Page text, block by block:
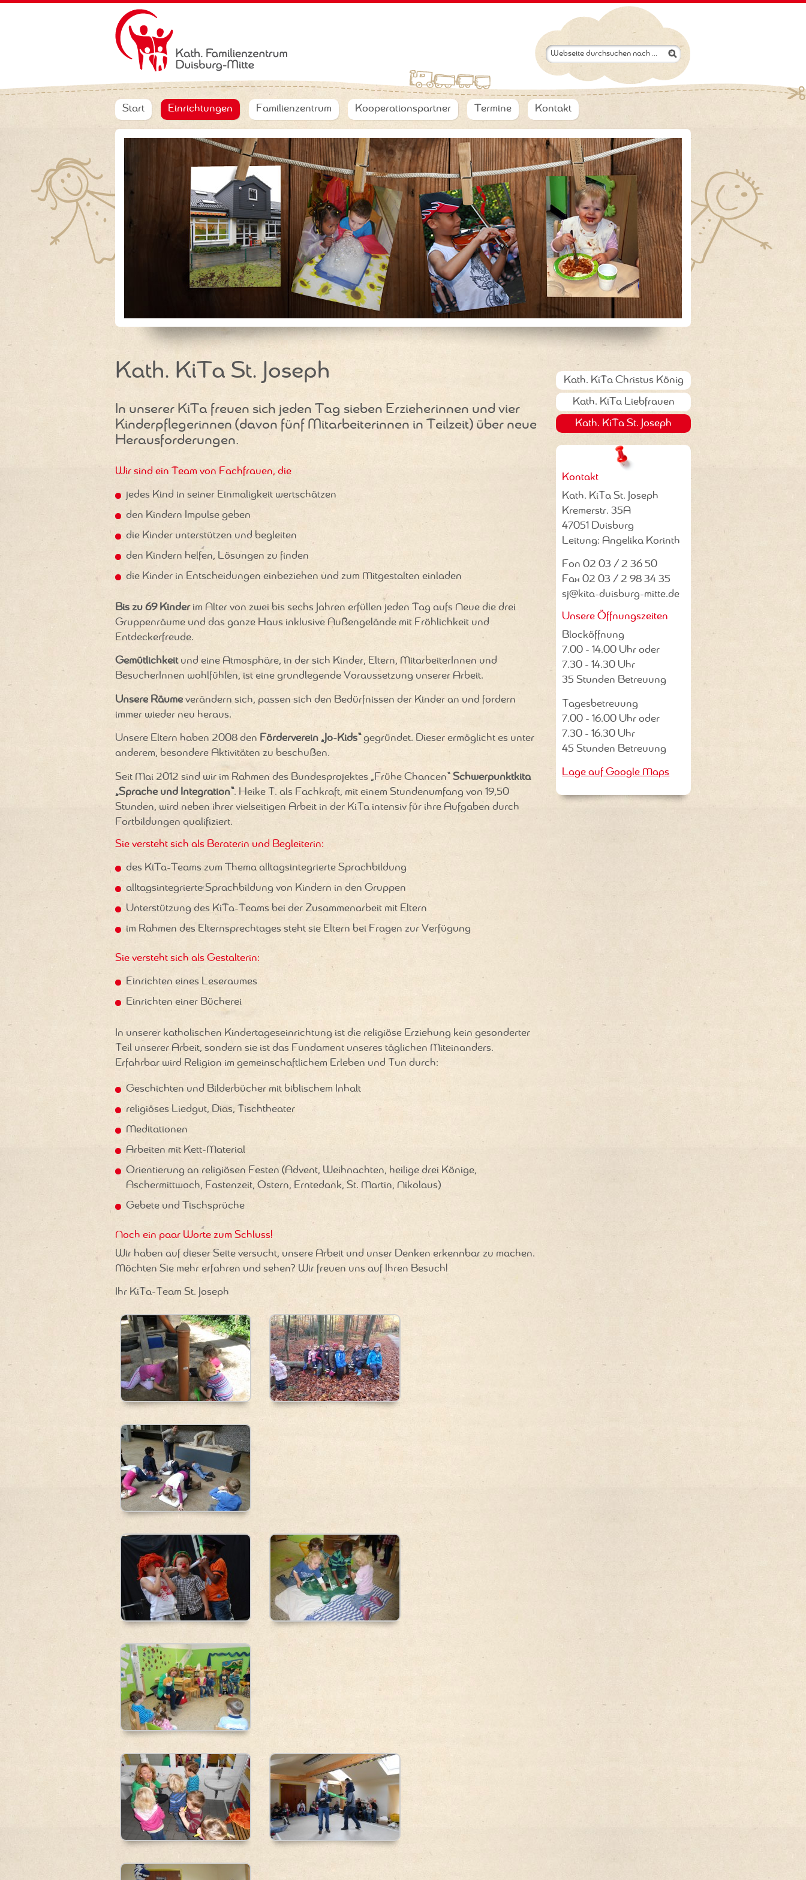
Start Einrichtungen Familienzentrum Kooperationspartner Termine Kontakt
Kath. KiTa St. Joseph
In unserer KiTa freuen sich jeden Tag sieben Erzieherinnen und vier
Kinderpflegerinnen (davon fünf Mitarbeiterinnen in Teilzeit) über neue
Herausforderungen.
Wir sind ein Team von Fachfrauen, die
jedes Kind in seiner Einmaligkeit wertschätzen
den Kindern Impulse geben
die Kinder unterstützen und begleiten
den Kindern helfen, Lösungen zu finden
die Kinder in Entscheidungen einbeziehen und zum Mitgestalten einladen
Bis zu 69 Kinderim Alter von zwei bis sechs Jahren erfüllen jeden Tag aufs Neue die drei
Gruppenräume und das ganze Haus inklusive Außengelände mit Fröhlichkeit und
Entdeckerfreude.
Gemütlichkeitund eine Atmosphäre, in der sich Kinder, Eltern, MitarbeiterInnen und
BesucherInnen wohlfühlen, ist eine grundlegende Voraussetzung unserer Arbeit.
Unsere Räume verändern sich, passen sich den Bedürfnissen der Kinder an und fordern
immer wieder neu heraus.
Unsere Eltern haben 2008 den Förderverein „Jo-Kids“gegründet. Dieser ermöglicht es unter
anderem, besondere Aktivitäten zu beschußen.
Seit Mai 2012 sind wir im Rahmen des Bundesprojektes „Frühe Chancen“ Schwerpunktkita
„Sprache und Integration“. Heike T. als Fachkraft, mit einem Stundenumfang von 19,50
Stunden, wird neben ihrer vielseitigen Arbeit in der KiTa intensiv für ihre Aufgaben durch
Fortbildungen qualifiziert.
Sie versteht sich als Beraterin und Begleiterin:
des KiTa-Teams zum Thema alltagsintegrierte Sprachbildung
alltagsintegrierte Sprachbildung von Kindern in den Gruppen
Unterstützung des KiTa-Teams bei der Zusammenarbeit mit Eltern
im Rahmen des Elternsprechtages steht sie Eltern bei Fragen zur Verfügung
Sie versteht sich als Gestalterin:
Einrichten eines Leseraumes
Einrichten einer Bücherei
In unserer katholischen Kindertageseinrichtung ist die religiöse Erziehung kein gesonderter
Teil unserer Arbeit, sondern sie ist das Fundament unseres täglichen Miteinanders.
Erfahrbar wird Religion im gemeinschaftlichem Erleben und Tun durch:
Geschichten und Bilderbücher mit biblischem Inhalt
religiöses Liedgut, Dias, Tischtheater
Meditationen
Arbeiten mit Kett-Material
Orientierung an religiösen Festen (Advent, Weihnachten, heilige drei Könige,
Aschermittwoch, Fastenzeit, Ostern, Erntedank, St. Martin, Nikolaus)
Gebete und Tischsprüche
Noch ein paar Worte zum Schluss!
Wir haben auf dieser Seite versucht, unsere Arbeit und unser Denken erkennbar zu machen.
Möchten Sie mehr erfahren und sehen? Wir freuen uns auf Ihren Besuch!
Ihr KiTa-Team St. Joseph
Kath. KiTa Christus König
Kath. KiTa Liebfrauen
Kath. KiTa St. Joseph
Kontakt
Kath. KiTa St. Joseph
Kremerstr. 35A
47051 Duisburg
Leitung: Angelika Korinth
Fon 02 03 / 2 36 50
Fax 02 03 / 2 98 34 35
sj@kita-duisburg-mitte.de
Unsere Öffnungszeiten
Blocköffnung
7.00 - 14.00 Uhr oder
7.30 - 14.30 Uhr
35 Stunden Betreuung
Tagesbetreuung
7.00 - 16.00 Uhr oder
7.30 - 16.30 Uhr
45 Stunden Betreuung
Lage auf Google Maps